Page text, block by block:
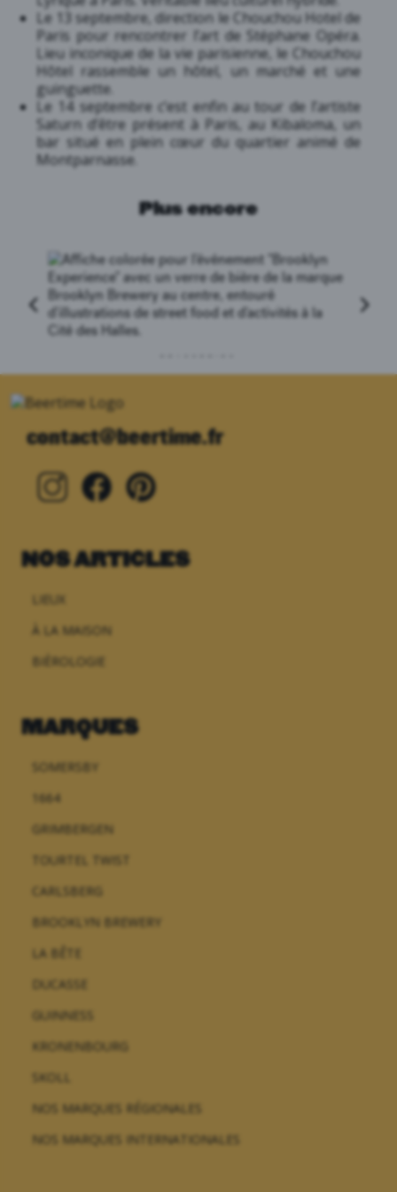
Le 13 septembre, direction le Chouchou Hotel de
Paris pour rencontrer l’art de Stéphane Opéra.
Lieu inconique de la vie parisienne, le Chouchou
Hôtel rassemble un hôtel, un marché et une
guinguette.
Le 14 septembre c’est enfin au tour de l’artiste
Saturn d’être présent à Paris, au Kibaloma, un
bar situé en plein cœur du quartier animé de
Montparnasse.
Plus encore
s’installe à Lyon et traverse
la France
contact@beertime.fr
NOS ARTICLES
LIEUX
À LA MAISON
BIÈROLOGIE
MARQUES
SOMERSBY
1664
GRIMBERGEN
TOURTEL TWIST
CARLSBERG
BROOKLYN BREWERY
LA BÊTE
DUCASSE
GUINNESS
KRONENBOURG
SKOLL
NOS MARQUES RÉGIONALES
NOS MARQUES INTERNATIONALES